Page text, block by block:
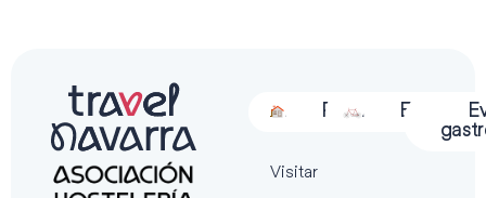
Alojamiento
Restauración
Actividades
Visitar